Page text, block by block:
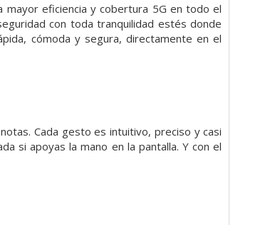
mayor eficiencia y cobertura 5G en todo el
con toda tranquilidad estés donde
cómoda y segura, directamente en el
Cada gesto es intuitivo, preciso y casi
si apoyas la mano en la pantalla. Y con el